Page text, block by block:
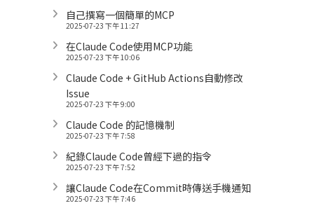
自己撰寫一個簡單的MCP
2025-07-23 下午 11:27
在Claude Code使用MCP功能
2025-07-23 下午 10:06
Claude Code + GitHub Actions自動修改
Issue
2025-07-23 下午 9:00
Claude Code 的記憶機制
2025-07-23 下午 7:58
紀錄Claude Code曾經下過的指令
2025-07-23 下午 7:52
讓Claude Code在Commit時傳送手機通知
2025-07-23 下午 7:46